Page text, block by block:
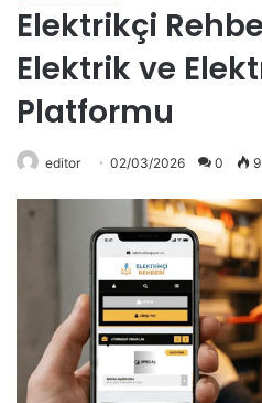
Elektrikçi
Elektrik ve
Platformu
editor 02/03/2026 0